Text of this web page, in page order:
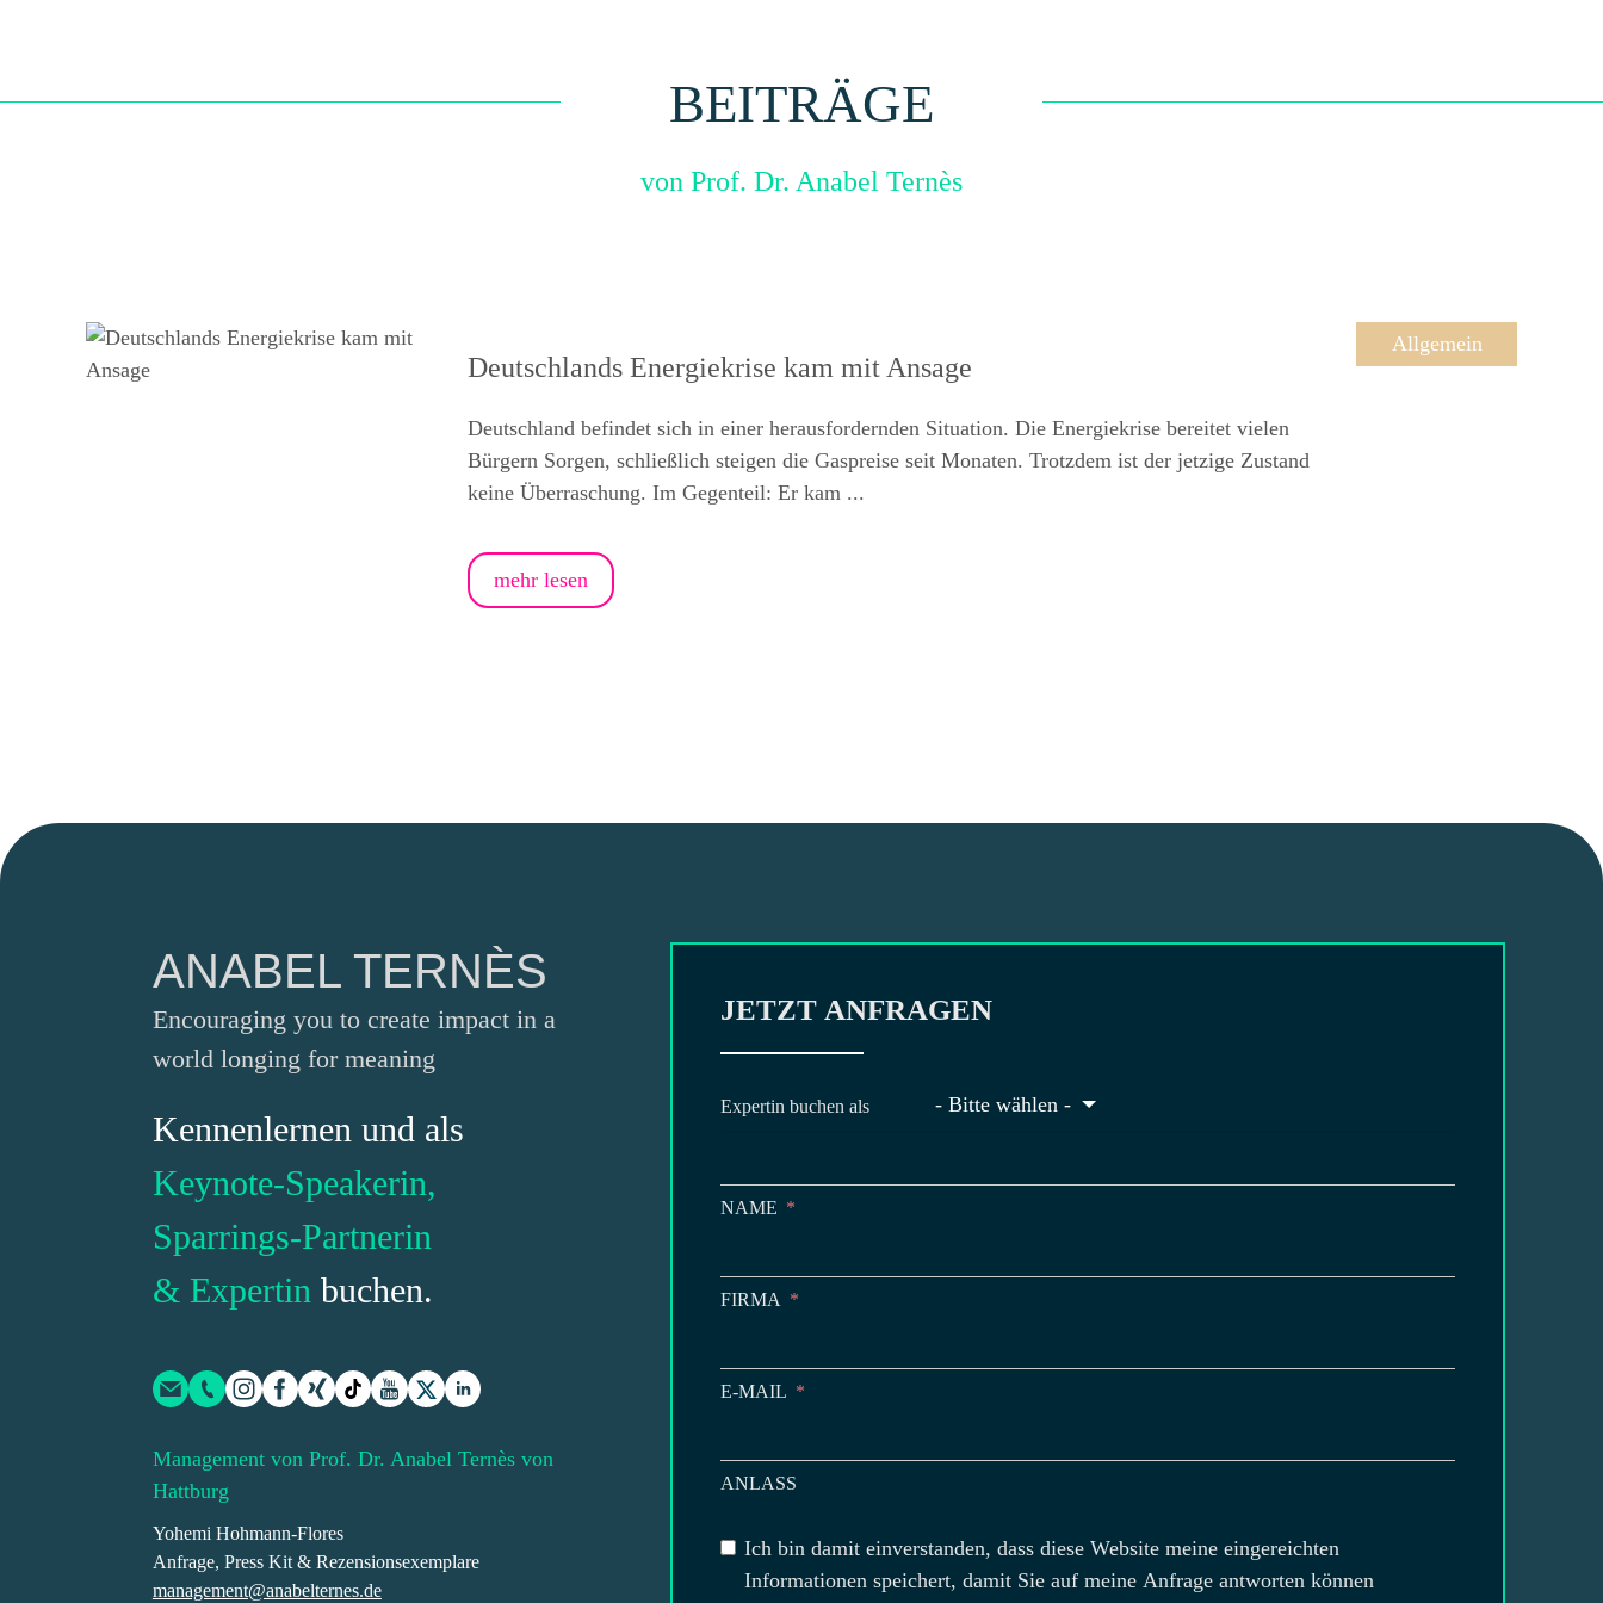
BEITRÄGE
von Prof. Dr. Anabel Ternès
Deutschlands Energiekrise kam mit Ansage
Deutschland befindet sich in einer herausfordernden Situation. Die Energiekrise bereitet vielen
Bürgern Sorgen, schließlich steigen die Gaspreise seit Monaten. Trotzdem ist der jetzige Zustand
keine Überraschung. Im Gegenteil: Er kam ...
mehr lesen
Allgemein
ANABEL TERNÈS
Encouraging you to create impact in a
world longing for meaning
Kennenlernen und als
Keynote-Speakerin,
Sparrings-Partnerin
& Expertin buchen.
Management von Prof. Dr. Anabel Ternès von
Hattburg
Yohemi Hohmann-Flores
Anfrage, Press Kit & Rezensionsexemplare
management@anabelternes.de
JETZT ANFRAGEN
Expertin buchen als - Bitte wählen -
NAME
FIRMA
E-MAIL
ANLASS
Ich bin damit einverstanden, dass diese Website meine eingereichten
Informationen speichert, damit Sie auf meine Anfrage antworten können